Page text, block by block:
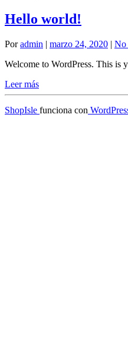
Hello world!
Poradmin | marzo 24, 2020 | No
Welcome to WordPress. This is
Leer más
ShopIsle funciona con